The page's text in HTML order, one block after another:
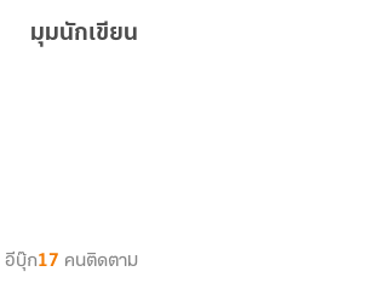
มุมนักเขียน
อีบุ๊ก17 คนติดตาม